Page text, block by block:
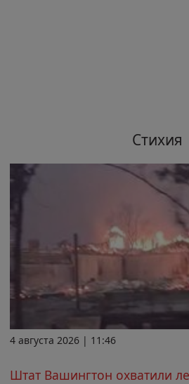
Стихия
4 августа 2026 | 11:46
Штат Вашингтон охватили